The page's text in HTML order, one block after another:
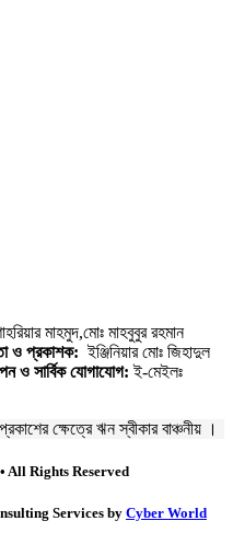
মাহমুদ,মোঃ মাহবুবুর রহমান
ও প্রকাশক: ইঞ্জিনিয়ার মোঃ জিহাদুল
ও সার্বিক যোগাযোগ: ই-মেইলঃ
ক্ষেত্রে ঋন স্বীকার বাঞ্চনীয় ।
All Rights Reserved
Services by Cyber World